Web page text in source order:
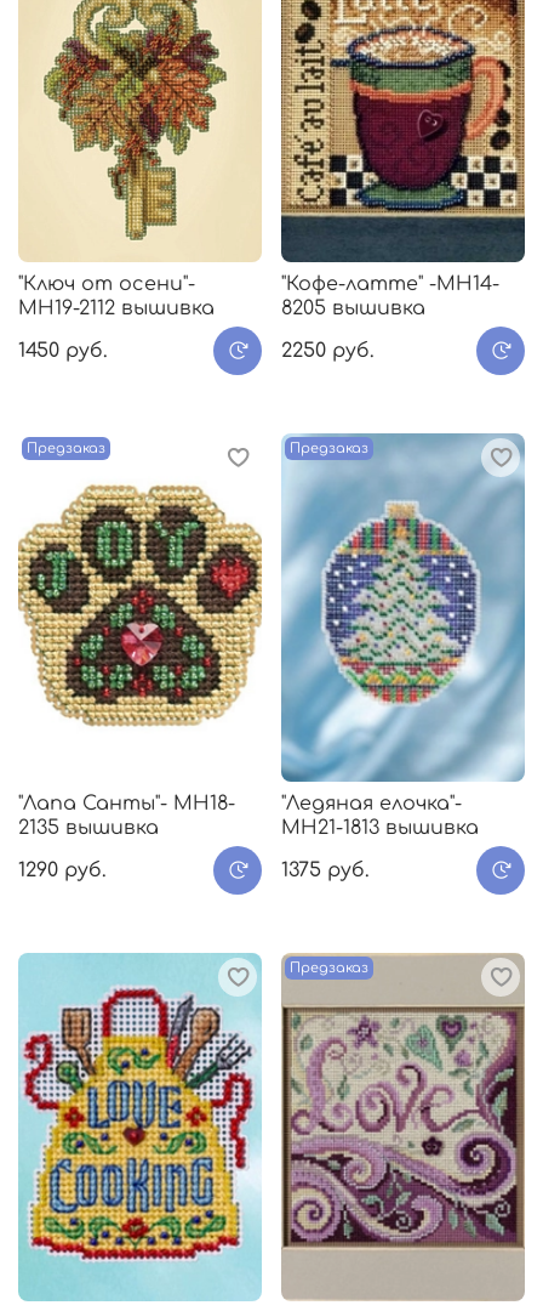
"Ключ от осени"-
МH19-2112 вышивка
1450 руб.
"Кофе-латте" -MH14-
8205 вышивка
2250 руб.
Предзаказ
"Лапа Санты"- МH18-
2135 вышивка
1290 руб.
Предзаказ
"Ледяная елочка"-
МH21-1813 вышивка
1375 руб.
Предзаказ